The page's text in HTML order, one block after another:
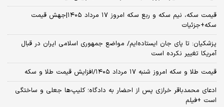
قیمت سکه، نیم سکه و ربع سکه امروز ۱۷ مرداد ۱۴۰۵|جهش قیمت
سکه+جزئیات
پزشکیان: تا پای جان ایستاده‌ایم/ مواضع جمهوری اسلامی ایران در قبال
آمریکا تغییر نکرده است
قیمت طلا و سکه امروز شنبه ۱۷ مرداد ۱۴۰۵/افزایش قیمت طلا و سکه
ادعای محمدباقر خرازی پس از احضار به دادگاه؛ کلیپ‌ها جعلی و ساختگی
است +فیلم